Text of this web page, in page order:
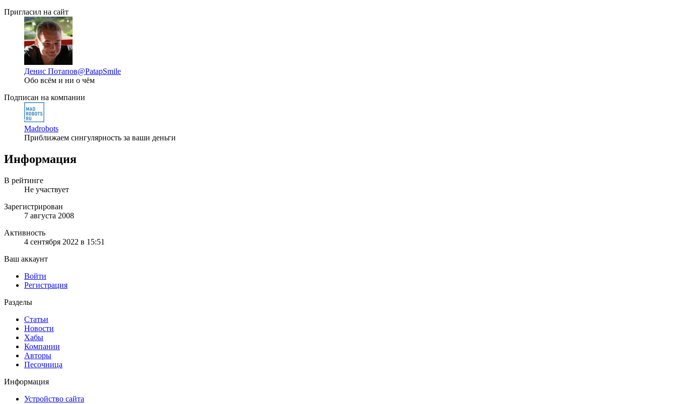
Пригласил на сайт
Денис Потапов@PatapSmile
Обо всём и ни о чём
Подписан на компании
Madrobots
Приближаем сингулярность за ваши деньги
Информация
В рейтинге
Не участвует
Зарегистрирован
7 августа 2008
Активность
4 сентября 2022 в 15:51
Ваш аккаунт
Войти
Регистрация
Разделы
Статьи
Новости
Хабы
Компании
Авторы
Песочница
Информация
Устройство сайта